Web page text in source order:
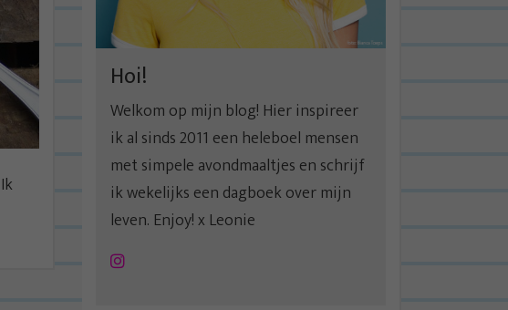
Hoi!
Welkom op mijn blog! Hier inspireer
ik al sinds 2011 een heleboel mensen
met simpele avondmaaltjes en schrijf
ik wekelijks een dagboek over mijn
leven. Enjoy! x Leonie
Instagram